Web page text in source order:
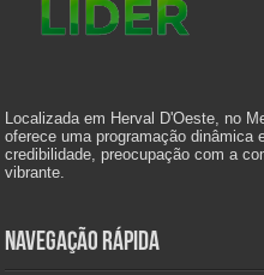
Localizada em Herval D'Oeste, no
oferece uma programação dinâmica
credibilidade, preocupação com a
vibrante.
Navegação Rápida